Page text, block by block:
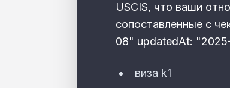
USCIS, что ваши
сопоставленные с
08" updatedAt:
виза k1